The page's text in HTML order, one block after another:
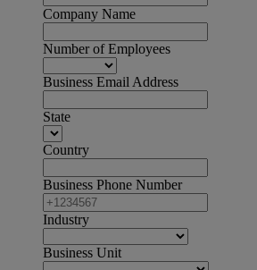
Company Name
Number of Employees
Business Email Address
State
Country
Business Phone Number
Industry
Business Unit